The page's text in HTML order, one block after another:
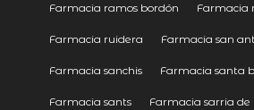
Farmacia ramos bordón Farmacia
Farmacia ruidera Farmacia san
Farmacia sanchis Farmacia santa
Farmacia sants Farmacia sarria de